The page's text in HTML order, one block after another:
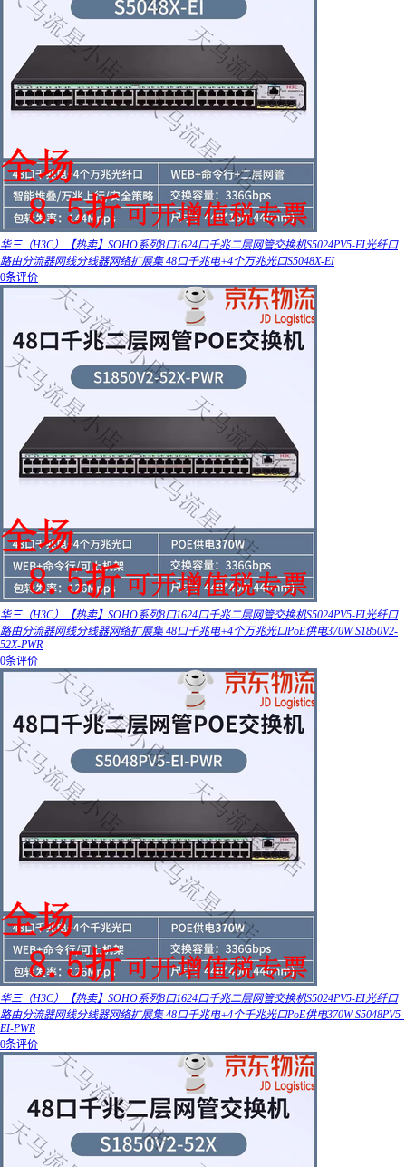
华三（H3C）【热卖】SOHO系列8口1624口千兆二层网管交换机S5024PV5-EI光纤口
路由分流器网线分线器网络扩展集 48口千兆电+4个万兆光口S5048X-EI
0条评价
华三（H3C）【热卖】SOHO系列8口1624口千兆二层网管交换机S5024PV5-EI光纤口
路由分流器网线分线器网络扩展集 48口千兆电+4个万兆光口PoE供电370W S1850V2-
52X-PWR
0条评价
华三（H3C）【热卖】SOHO系列8口1624口千兆二层网管交换机S5024PV5-EI光纤口
路由分流器网线分线器网络扩展集 48口千兆电+4个千兆光口PoE供电370W S5048PV5-
EI-PWR
0条评价